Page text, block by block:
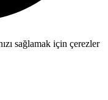
sağlamak için çerezler